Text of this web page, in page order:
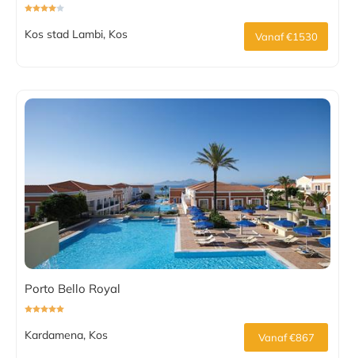
Kos stad Lambi, Kos Vanaf €1530
Porto Bello Royal
Kardamena, Kos Vanaf €867